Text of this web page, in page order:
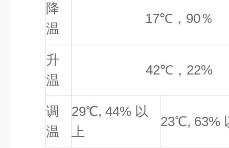
降
温
17℃， 90％
升
温
42℃， 22%
调
温
29℃, 44% 以
上
23℃, 63%